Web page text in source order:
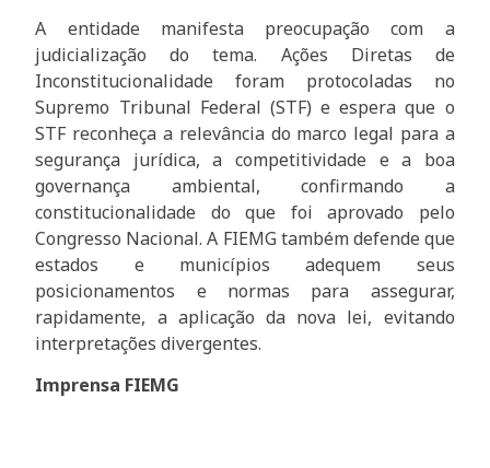
A entidade manifesta preocupação com a
judicialização do tema. Ações Diretas de
Inconstitucionalidade foram protocoladas no
Supremo Tribunal Federal (STF) e espera que o
STF reconheça a relevância do marco legal para a
segurança jurídica, a competitividade e a boa
governança ambiental, confirmando a
constitucionalidade do que foi aprovado pelo
Congresso Nacional. A FIEMG também defende que
estados e municípios adequem seus
posicionamentos e normas para assegurar,
rapidamente, a aplicação da nova lei, evitando
interpretações divergentes.
Imprensa FIEMG